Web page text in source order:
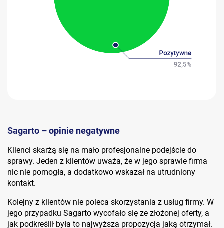
Sagarto – opinie negatywne
Klienci skarżą się na mało profesjonalne podejście do
sprawy. Jeden z klientów uważa, że w jego sprawie firma
nic nie pomogła, a dodatkowo wskazał na utrudniony
kontakt.
Kolejny z klientów nie poleca skorzystania z usług firmy. W
jego przypadku Sagarto wycofało się ze złożonej oferty, a
jak podkreślił była to najwyższa propozycja jaką otrzymał.